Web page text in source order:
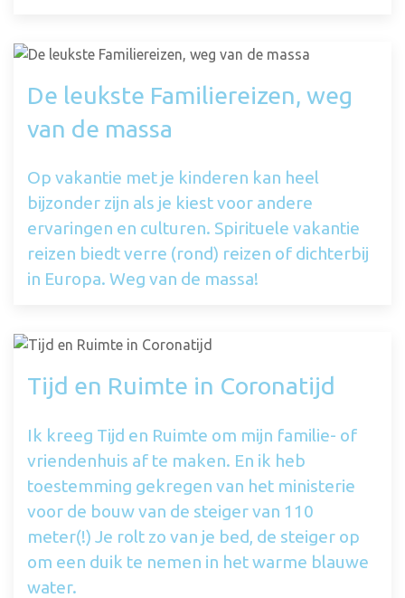
De leukste Familiereizen, weg
van de massa
Op vakantie met je kinderen kan heel
bijzonder zijn als je kiest voor andere
ervaringen en culturen. Spirituele vakantie
reizen biedt verre (rond) reizen of dichterbij
in Europa. Weg van de massa!
Tijd en Ruimte in Coronatijd
Ik kreeg Tijd en Ruimte om mijn familie- of
vriendenhuis af te maken. En ik heb
toestemming gekregen van het ministerie
voor de bouw van de steiger van 110
meter(!) Je rolt zo van je bed, de steiger op
om een duik te nemen in het warme blauwe
water.